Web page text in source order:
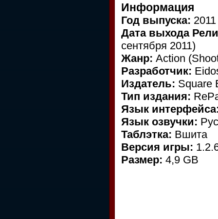
Информация
Год выпуска:
Дата выхода
сентября 2011)
Жанр: Action
Разработчик:
Издатель: Square
Тип издания:
Язык
Язык озвучки:
Таблэтка: Вшита
Версия игры:
Размер: 4,9 GB